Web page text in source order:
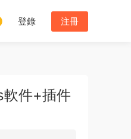
登錄 注冊
件+插件